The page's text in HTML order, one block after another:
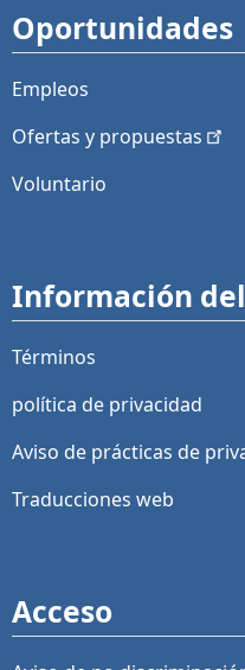
Oportunidades
Empleos
Ofertas y propuestas
Voluntario
Información
Términos
política de privacidad
Aviso de prácticas de
Traducciones web
Acceso